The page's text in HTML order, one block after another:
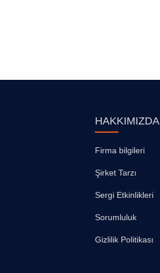
HAKKIMIZDA
Firma bilgileri
Şirket Tarzı
Sergi Etkinlikleri
Sorumluluk
Gizlilik Politikası